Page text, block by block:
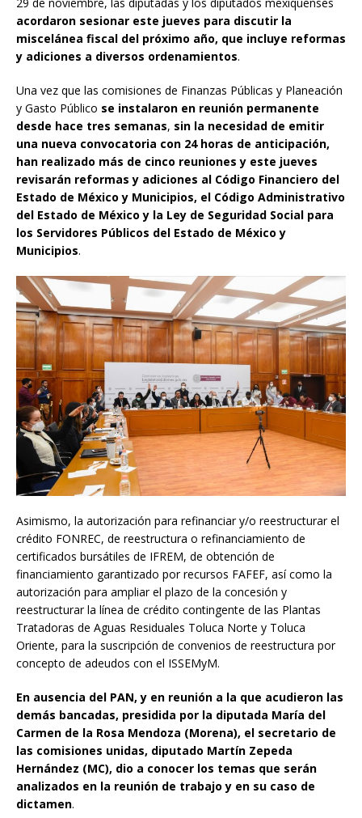
acordaron sesionar este jueves para discutir la
miscelánea fiscal del próximo año, que incluye reformas
y adiciones a diversos ordenamientos.
Una vez que las comisiones de Finanzas Públicas y Planeación
y Gasto Público se instalaron en reunión permanente
desde hace tres semanas, sin la necesidad de emitir
una nueva convocatoria con 24 horas de anticipación,
han realizado más de cinco reuniones y este jueves
revisarán reformas y adiciones al Código Financiero del
Estado de México y Municipios, el Código Administrativo
del Estado de México y la Ley de Seguridad Social para
los Servidores Públicos del Estado de México y
Municipios.
Asimismo, la autorización para refinanciar y/o reestructurar el
crédito FONREC, de reestructura o refinanciamiento de
certificados bursátiles de IFREM, de obtención de
financiamiento garantizado por recursos FAFEF, así como la
autorización para ampliar el plazo de la concesión y
reestructurar la línea de crédito contingente de las Plantas
Tratadoras de Aguas Residuales Toluca Norte y Toluca
Oriente, para la suscripción de convenios de reestructura por
concepto de adeudos con el ISSEMyM.
En ausencia del PAN, y en reunión a la que acudieron las
demás bancadas, presidida por la diputada María del
Carmen de la Rosa Mendoza (Morena), el secretario de
las comisiones unidas, diputado Martín Zepeda
Hernández (MC), dio a conocer los temas que serán
analizados en la reunión de trabajo y en su caso de
dictamen.